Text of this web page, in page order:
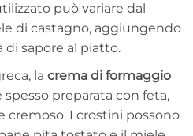
può variare dal
di castagno, aggiungendo
di sapore al piatto.
la crema di formaggio
spesso preparata con feta,
cremoso. I crostini possono